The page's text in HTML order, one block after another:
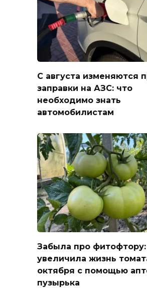
С августа изменяются
заправки на АЗС: что
необходимо знать
автомобилистам
Забыла про фитофтору:
увеличила жизнь
октября с помощью
пузырька